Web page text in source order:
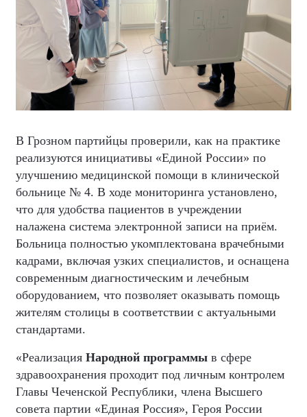
В Грозном партийцы проверили, как на практике
реализуются инициативы «Единой России» по
улучшению медицинской помощи в клинической
больнице № 4. В ходе мониторинга установлено,
что для удобства пациентов в учреждении
налажена система электронной записи на приём.
Больница полностью укомплектована врачебными
кадрами, включая узких специалистов, и оснащена
современным диагностическим и лечебным
оборудованием, что позволяет оказывать помощь
жителям столицы в соответствии с актуальными
стандартами.
«Реализация Народной программы в сфере
здравоохранения проходит под личным контролем
Главы Чеченской Республики, члена Высшего
совета партии «Единая Россия», Героя России